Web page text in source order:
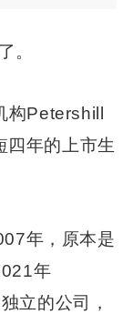
。
Petershill
四年的上市生
年，原本是
年
立的公司，